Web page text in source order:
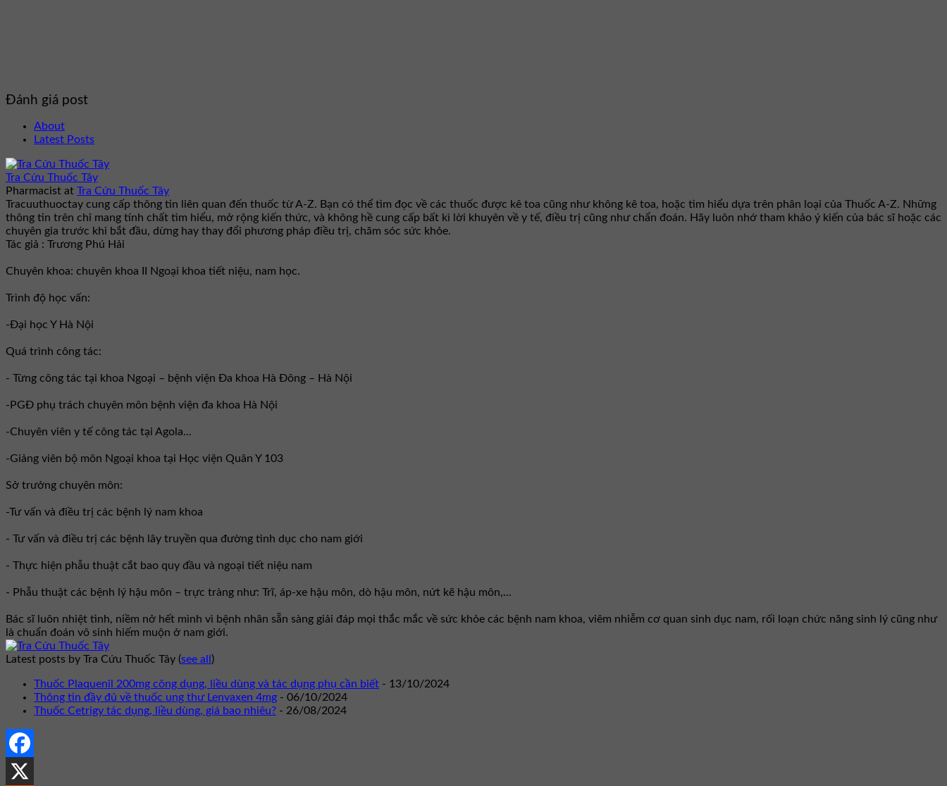
Đánh giá post
About
Latest Posts
Tra Cứu Thuốc Tây
Pharmacist at Tra Cứu Thuốc Tây
Tracuuthuoctay cung cấp thông tin liên quan đến thuốc từ A-Z. Bạn có thể tìm đọc về các thuốc được kê toa cũng như không kê toa, hoặc tìm hiểu dựa trên phân loại của Thuốc A-Z. Những
thông tin trên chỉ mang tính chất tìm hiểu, mở rộng kiến thức, và không hề cung cấp bất kì lời khuyên về y tế, điều trị cũng như chẩn đoán. Hãy luôn nhớ tham khảo ý kiến của bác sĩ hoặc các
chuyên gia trước khi bắt đầu, dừng hay thay đổi phương pháp điều trị, chăm sóc sức khỏe.
Tác giả : Trương Phú Hải
Chuyên khoa: chuyên khoa II Ngoại khoa tiết niệu, nam học.
Trình độ học vấn:
-Đại học Y Hà Nội
Quá trình công tác:
- Từng công tác tại khoa Ngoại – bệnh viện Đa khoa Hà Đông – Hà Nội
-PGĐ phụ trách chuyên môn bệnh viện đa khoa Hà Nội
-Chuyên viên y tế công tác tại Agola...
-Giảng viên bộ môn Ngoại khoa tại Học viện Quân Y 103
Sở trưởng chuyên môn:
-Tư vấn và điều trị các bệnh lý nam khoa
- Tư vấn và điều trị các bệnh lây truyền qua đường tình dục cho nam giới
- Thực hiện phẫu thuật cắt bao quy đầu và ngoại tiết niệu nam
- Phẫu thuật các bệnh lý hậu môn – trực tràng như: Trĩ, áp-xe hậu môn, dò hậu môn, nứt kẽ hậu môn,...
Bác sĩ luôn nhiệt tình, niềm nở hết mình vì bệnh nhân sẵn sàng giải đáp mọi thắc mắc về sức khỏe các bệnh nam khoa, viêm nhiễm cơ quan sinh dục nam, rối loạn chức năng sinh lý cũng như
là chuẩn đoán vô sinh hiếm muộn ở nam giới.
Latest posts by Tra Cứu Thuốc Tây (see all )
Thuốc Plaquenil 200mg công dụng, liều dùng và tác dụng phụ cần biết - 13/10/2024
Thông tin đầy đủ về thuốc ung thư Lenvaxen 4mg - 06/10/2024
Thuốc Cetrigy tác dụng, liều dùng, giá bao nhiêu? - 26/08/2024